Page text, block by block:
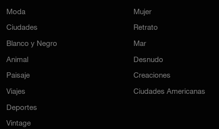
Moda
Ciudades
Blanco y Negro
Animal
Paisaje
Viajes
Deportes
Mujer
Retrato
Mar
Desnudo
Creaciones
Ciudades Americanas
Vintage